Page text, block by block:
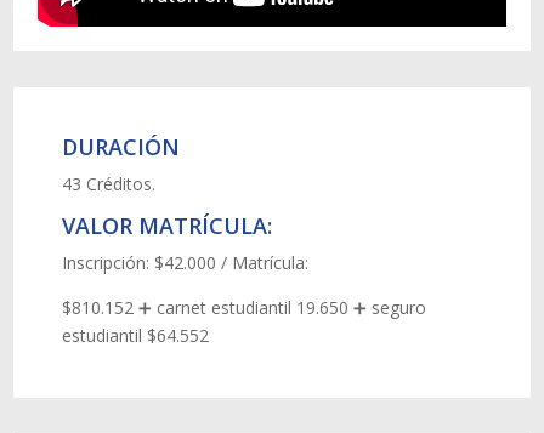
DURACIÓN
43 Créditos.
VALOR MATRÍCULA:
Inscripción: $42.000 / Matrícula:
$810.152 ➕ carnet estudiantil 19.650 ➕ seguro
estudiantil $64.552